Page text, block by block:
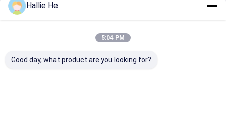
Hallie He
5:04 PM
Good day, what product are you looking for?